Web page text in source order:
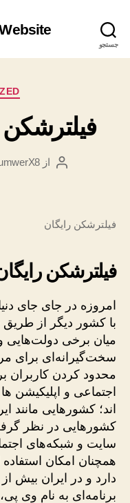
جستجو
نویسندهٔ
از
فیلترشکن رایگان
فیلترشکن
امروزه در جای جای
با کشور دیگر از
میان برخی دولت‌هایی
سخت‌گیرانه‌ای برای
محدود کردن
اجتماعی و اپلیکیشن
اند؛ کشورهایی مانند
کشورهایی در نظر
سایت و شبکه‌های
همچنان امکان
برنامه‌ای به نام وی